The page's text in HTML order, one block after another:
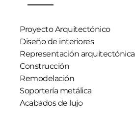
Proyecto Arquitectónico
Diseño de interiores
Representación arquitectónica
Construcción
Remodelación
Soportería metálica
Acabados de lujo